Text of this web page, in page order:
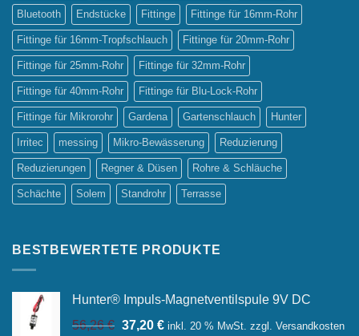
Bluetooth Endstücke Fittinge Fittinge für 16mm-Rohr
Fittinge für 16mm-Tropfschlauch Fittinge für 20mm-Rohr
Fittinge für 25mm-Rohr Fittinge für 32mm-Rohr
Fittinge für 40mm-Rohr Fittinge für Blu-Lock-Rohr
Fittinge für Mikrorohr Gardena Gartenschlauch Hunter
Irritec messing Mikro-Bewässerung Reduzierung
Reduzierungen Regner & Düsen Rohre & Schläuche
Schächte Solem Standrohr Terrasse
BESTBEWERTETE PRODUKTE
Hunter® Impuls-Magnetventilspule 9V DC
56,26€ Ursprünglicher
37,20 €Aktueller
inkl. 20 % MwSt. zzgl. Versandkosten